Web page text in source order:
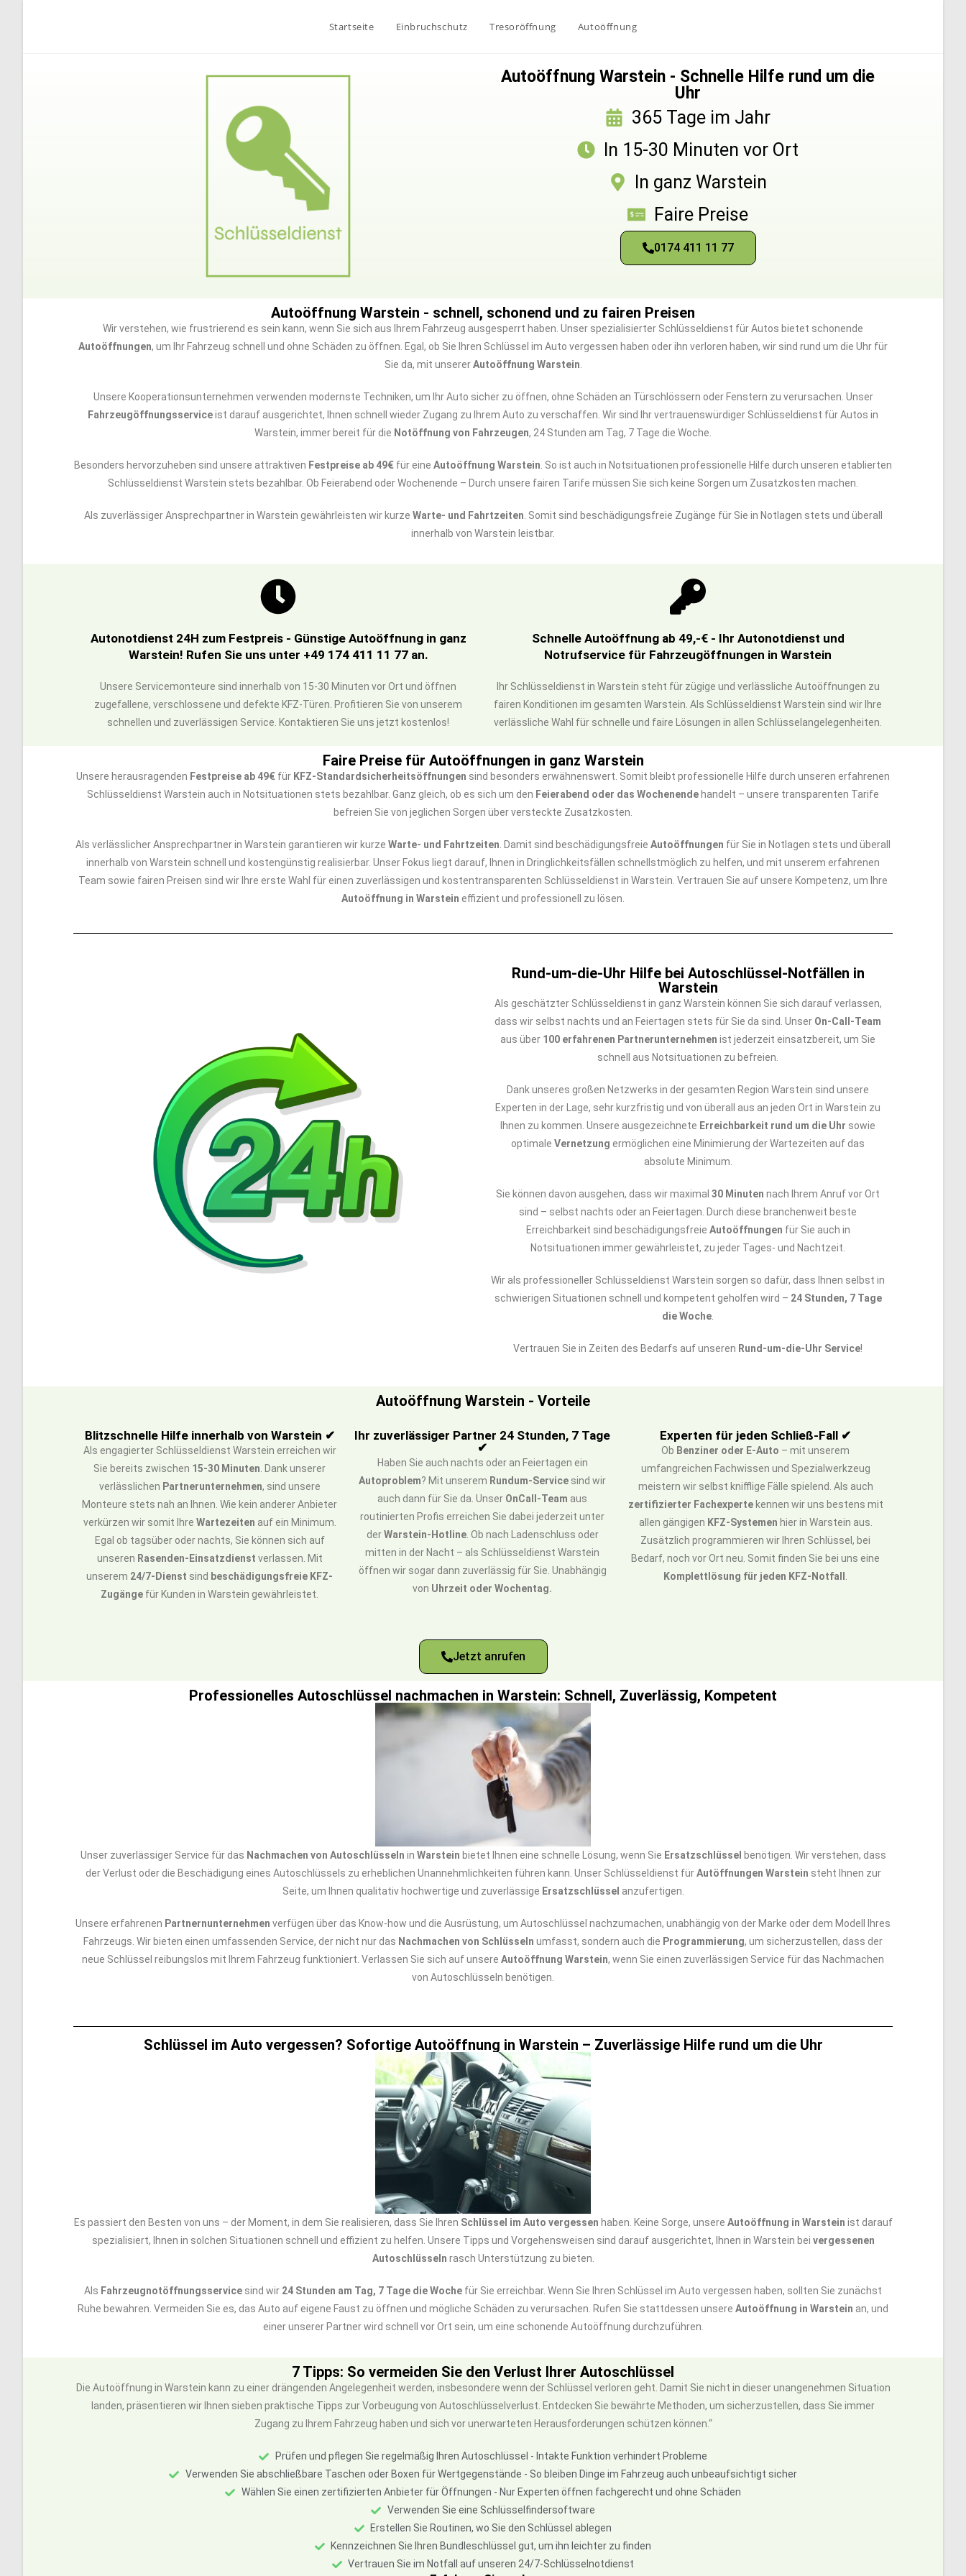
Startseite Einbruchschutz Tresoröffnung Autoöffnung
Autoöffnung Warstein - Schnelle Hilfe rund um die
Uhr
365 Tage im Jahr
In 15-30 Minuten vor Ort
In ganz Warstein
Faire Preise
0174 411 11 77
Autoöffnung Warstein - schnell, schonend und zu fairen Preisen
Wir verstehen, wie frustrierend es sein kann, wenn Sie sich aus Ihrem Fahrzeug ausgesperrt haben. Unser spezialisierter Schlüsseldienst für Autos bietet schonende
Autoöffnungen, um Ihr Fahrzeug schnell und ohne Schäden zu öffnen. Egal, ob Sie Ihren Schlüssel im Auto vergessen haben oder ihn verloren haben, wir sind rund um die Uhr für
Sie da, mit unsererAutoöffnung Warstein
Unsere Kooperationsunternehmen verwenden modernste Techniken, um Ihr Auto sicher zu öffnen, ohne Schäden an Türschlössern oder Fenstern zu verursachen. Unser
Fahrzeugöffnungsserviceist darauf ausgerichtet, Ihnen schnell wieder Zugang zu Ihrem Auto zu verschaffen. Wir sind Ihr vertrauenswürdiger Schlüsseldienst für Autos in
Warstein, immer bereit für die Notöffnung von Fahrzeugen, 24 Stunden am Tag, 7 Tage die Woche.
Besonders hervorzuheben sind unsere attraktiven Festpreise ab 49€ für eine Autoöffnung Warstein . So ist auch in Notsituationen professionelle Hilfe durch unseren etablierten
Schlüsseldienst Warstein stets bezahlbar. Ob Feierabend oder Wochenende – Durch unsere fairen Tarife müssen Sie sich keine Sorgen um Zusatzkosten machen.
Als zuverlässiger Ansprechpartner in Warstein gewährleisten wir kurze Warte- und Fahrtzeiten . Somit sind beschädigungsfreie Zugänge für Sie in Notlagen stets und überall
innerhalb von Warstein leistbar.
Autonotdienst 24H zum Festpreis - Günstige Autoöffnung in ganz
Warstein! Rufen Sie uns unter +49 174 411 11 77 an.
Unsere Servicemonteure sind innerhalb von 15-30 Minuten vor Ort und öffnen
zugefallene, verschlossene und defekte KFZ-Türen. Profitieren Sie von unserem
schnellen und zuverlässigen Service. Kontaktieren Sie uns jetzt kostenlos!
Schnelle Autoöffnung ab 49,-€ - Ihr Autonotdienst und
Notrufservice für Fahrzeugöffnungen in Warstein
Ihr Schlüsseldienst in Warstein steht für zügige und verlässliche Autoöffnungen zu
fairen Konditionen im gesamten Warstein. Als Schlüsseldienst Warstein sind wir Ihre
verlässliche Wahl für schnelle und faire Lösungen in allen Schlüsselangelegenheiten.
Faire Preise für Autoöffnungen in ganz Warstein
Unsere herausragenden Festpreise ab 49€ für KFZ-Standardsicherheitsöffnungen sind besonders erwähnenswert. Somit bleibt professionelle Hilfe durch unseren erfahrenen
Schlüsseldienst Warstein auch in Notsituationen stets bezahlbar. Ganz gleich, ob es sich um den Feierabend oder das Wochenende handelt – unsere transparenten Tarife
befreien Sie von jeglichen Sorgen über versteckte Zusatzkosten.
Als verlässlicher Ansprechpartner in Warstein garantieren wir kurze Warte- und Fahrtzeiten . Damit sind beschädigungsfreie Autoöffnungen für Sie in Notlagen stets und überall
innerhalb von Warstein schnell und kostengünstig realisierbar. Unser Fokus liegt darauf, Ihnen in Dringlichkeitsfällen schnellstmöglich zu helfen, und mit unserem erfahrenen
Team sowie fairen Preisen sind wir Ihre erste Wahl für einen zuverlässigen und kostentransparenten Schlüsseldienst in Warstein. Vertrauen Sie auf unsere Kompetenz, um Ihre
Autoöffnung in Warstein effizient und professionell zu lösen.
Rund-um-die-Uhr Hilfe bei Autoschlüssel-Notfällen in
Warstein
Als geschätzter Schlüsseldienst in ganz Warstein können Sie sich darauf verlassen,
dass wir selbst nachts und an Feiertagen stets für Sie da sind. Unser On-Call-Team
aus über 100 erfahrenen Partnerunternehmen ist jederzeit einsatzbereit, um Sie
schnell aus Notsituationen zu befreien.
Dank unseres großen Netzwerks in der gesamten Region Warstein sind unsere
Experten in der Lage, sehr kurzfristig und von überall aus an jeden Ort in Warstein zu
Ihnen zu kommen. Unsere ausgezeichnete Erreichbarkeit rund um die Uhr sowie
optimale Vernetzung ermöglichen eine Minimierung der Wartezeiten auf das
absolute Minimum.
Sie können davon ausgehen, dass wir maximal 30 Minuten nach Ihrem Anruf vor Ort
sind – selbst nachts oder an Feiertagen. Durch diese branchenweit beste
Erreichbarkeit sind beschädigungsfreie Autoöffnungen für Sie auch in
Notsituationen immer gewährleistet, zu jeder Tages- und Nachtzeit.
Wir als professioneller Schlüsseldienst Warstein sorgen so dafür, dass Ihnen selbst in
schwierigen Situationen schnell und kompetent geholfen wird – 24 Stunden, 7 Tage
die Woche
Vertrauen Sie in Zeiten des Bedarfs auf unseren Rund-um-die-Uhr Service!
Autoöffnung Warstein - Vorteile
Blitzschnelle Hilfe innerhalb von Warstein ✔
Als engagierter Schlüsseldienst Warstein erreichen wir
Sie bereits zwischen 15-30 Minuten . Dank unserer
verlässlichen Partnerunternehmen, sind unsere
Monteure stets nah an Ihnen. Wie kein anderer Anbieter
verkürzen wir somit Ihre Wartezeiten auf ein Minimum.
Egal ob tagsüber oder nachts, Sie können sich auf
unseren Rasenden-Einsatzdienst verlassen. Mit
unserem 24/7-Dienst sind beschädigungsfreie KFZ-
Zugänge für Kunden in Warstein gewährleistet.
Ihr zuverlässiger Partner 24 Stunden, 7 Tage
✔
Haben Sie auch nachts oder an Feiertagen ein
Autoproblem? Mit unserem Rundum-Service sind wir
auch dann für Sie da. Unser OnCall-Team aus
routinierten Profis erreichen Sie dabei jederzeit unter
derWarstein-Hotline. Ob nach Ladenschluss oder
mitten in der Nacht – als Schlüsseldienst Warstein
öffnen wir sogar dann zuverlässig für Sie. Unabhängig
von Uhrzeit oder Wochentag.
Experten für jeden Schließ-Fall ✔
Ob Benziner oder E-Auto – mit unserem
umfangreichen Fachwissen und Spezialwerkzeug
meistern wir selbst knifflige Fälle spielend. Als auch
zertifizierter Fachexpertekennen wir uns bestens mit
allen gängigen KFZ-Systemen hier in Warstein aus.
Zusätzlich programmieren wir Ihren Schlüssel, bei
Bedarf, noch vor Ort neu. Somit finden Sie bei uns eine
Komplettlösung für jeden KFZ-Notfall
Jetzt anrufen
Professionelles Autoschlüssel nachmachen in Warstein: Schnell, Zuverlässig, Kompetent
Unser zuverlässiger Service für das Nachmachen von Autoschlüsseln in Warstein bietet Ihnen eine schnelle Lösung, wenn Sie Ersatzschlüssel benötigen. Wir verstehen, dass
der Verlust oder die Beschädigung eines Autoschlüssels zu erheblichen Unannehmlichkeiten führen kann. Unser Schlüsseldienst fürAutöffnungen Warstein steht Ihnen zur
Seite, um Ihnen qualitativ hochwertige und zuverlässige Ersatzschlüssel anzufertigen.
Unsere erfahrenen Partnernunternehmen verfügen über das Know-how und die Ausrüstung, um Autoschlüssel nachzumachen, unabhängig von der Marke oder dem Modell Ihres
Fahrzeugs. Wir bieten einen umfassenden Service, der nicht nur das Nachmachen von Schlüsseln umfasst, sondern auch die Programmierung, um sicherzustellen, dass der
neue Schlüssel reibungslos mit Ihrem Fahrzeug funktioniert. Verlassen Sie sich auf unsere Autoöffnung Warstein, wenn Sie einen zuverlässigen Service für das Nachmachen
von Autoschlüsseln benötigen.
Schlüssel im Auto vergessen? Sofortige Autoöffnung in Warstein – Zuverlässige Hilfe rund um die Uhr
Es passiert den Besten von uns – der Moment, in dem Sie realisieren, dass Sie Ihren Schlüssel im Auto vergessen haben. Keine Sorge, unsere Autoöffnung in Warstein ist darauf
spezialisiert, Ihnen in solchen Situationen schnell und effizient zu helfen. Unsere Tipps und Vorgehensweisen sind darauf ausgerichtet, Ihnen in Warstein bei vergessenen
Autoschlüsseln rasch Unterstützung zu bieten.
Als Fahrzeugnotöffnungsservice sind wir 24 Stunden am Tag, 7 Tage die Woche für Sie erreichbar. Wenn Sie Ihren Schlüssel im Auto vergessen haben, sollten Sie zunächst
Ruhe bewahren. Vermeiden Sie es, das Auto auf eigene Faust zu öffnen und mögliche Schäden zu verursachen. Rufen Sie stattdessen unsere Autoöffnung in Warstein an, und
einer unserer Partner wird schnell vor Ort sein, um eine schonende Autoöffnung durchzuführen.
7 Tipps: So vermeiden Sie den Verlust Ihrer Autoschlüssel
Die Autoöffnung in Warstein kann zu einer drängenden Angelegenheit werden, insbesondere wenn der Schlüssel verloren geht. Damit Sie nicht in dieser unangenehmen Situation
landen, präsentieren wir Ihnen sieben praktische Tipps zur Vorbeugung von Autoschlüsselverlust. Entdecken Sie bewährte Methoden, um sicherzustellen, dass Sie immer
Zugang zu Ihrem Fahrzeug haben und sich vor unerwarteten Herausforderungen schützen können.“
Prüfen und pflegen Sie regelmäßig Ihren Autoschlüssel - Intakte Funktion verhindert Probleme
Verwenden Sie abschließbare Taschen oder Boxen für Wertgegenstände - So bleiben Dinge im Fahrzeug auch unbeaufsichtigt sicher
Wählen Sie einen zertifizierten Anbieter für Öffnungen - Nur Experten öffnen fachgerecht und ohne Schäden
Verwenden Sie eine Schlüsselfindersoftware
Erstellen Sie Routinen, wo Sie den Schlüssel ablegen
Kennzeichnen Sie Ihren Bundleschlüssel gut, um ihn leichter zu finden
Vertrauen Sie im Notfall auf unseren 24/7-Schlüsselnotdienst